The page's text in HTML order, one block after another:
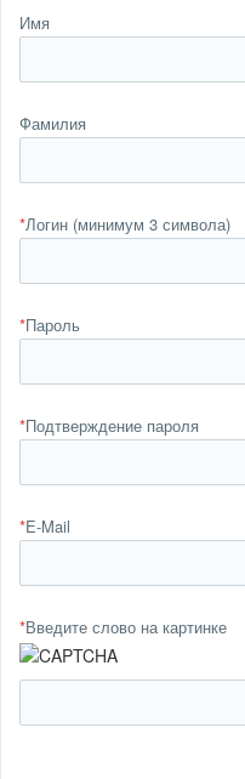
Имя
Фамилия
*Логин (минимум 3 символа)
*Пароль
*Подтверждение пароля
*E-Mail
*Введите слово на картинке